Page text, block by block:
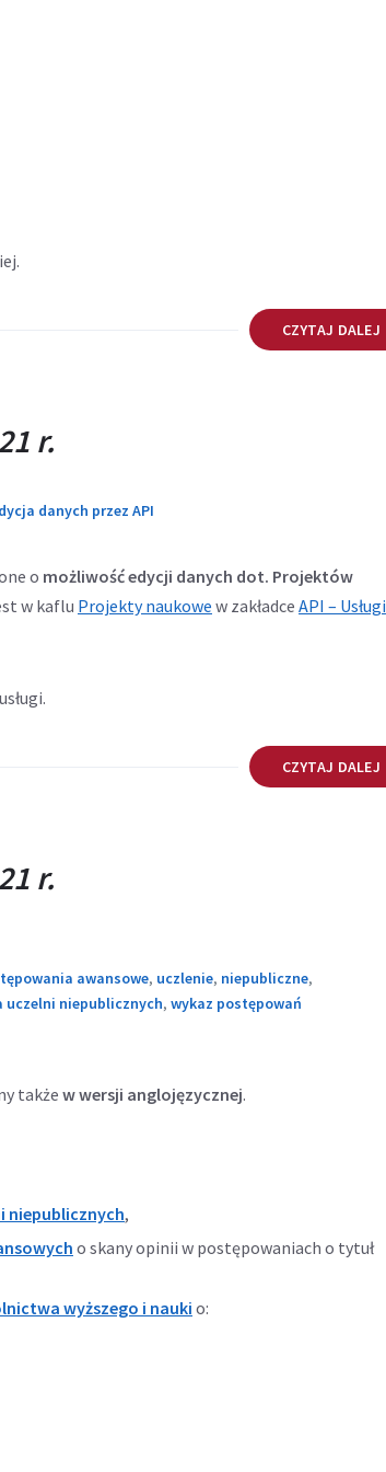
CZYTAJ DALEJ
r.
danych przez API
o możliwość edycji danych dot. Projektów
w kaflu Projekty naukowe w zakładce API – Usługi
CZYTAJ DALEJ
r.
awansowe, uczlenie, niepubliczne,
uczelni niepublicznych, wykaz postępowań
także w wersji anglojęzycznej.
niepublicznych,
o skany opinii w postępowaniach o tytuł
wyższego i nauki o: